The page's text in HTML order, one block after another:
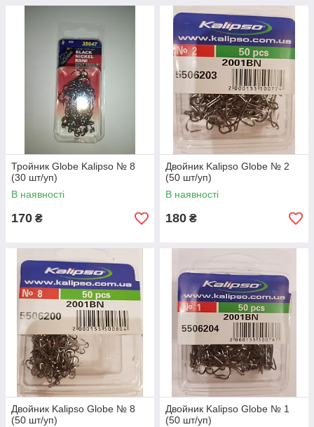
Тройник Globe Kalipso № 8
(30 шт/уп)
В наявності
170 ₴
Двойник Kalipso Globe № 2
(50 шт/уп)
В наявності
180 ₴
Двойник Kalipso Globe № 8
(50 шт/уп)
Двойник Kalipso Globe № 1
(50 шт/уп)